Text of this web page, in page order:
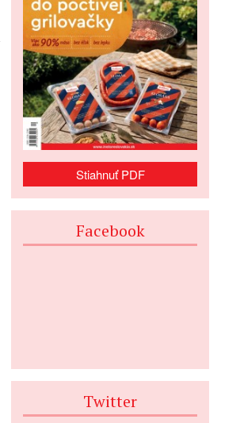
Stiahnuť PDF
Facebook
Twitter